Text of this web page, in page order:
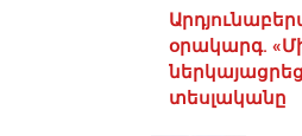
օրակարգ․
տեսլականը